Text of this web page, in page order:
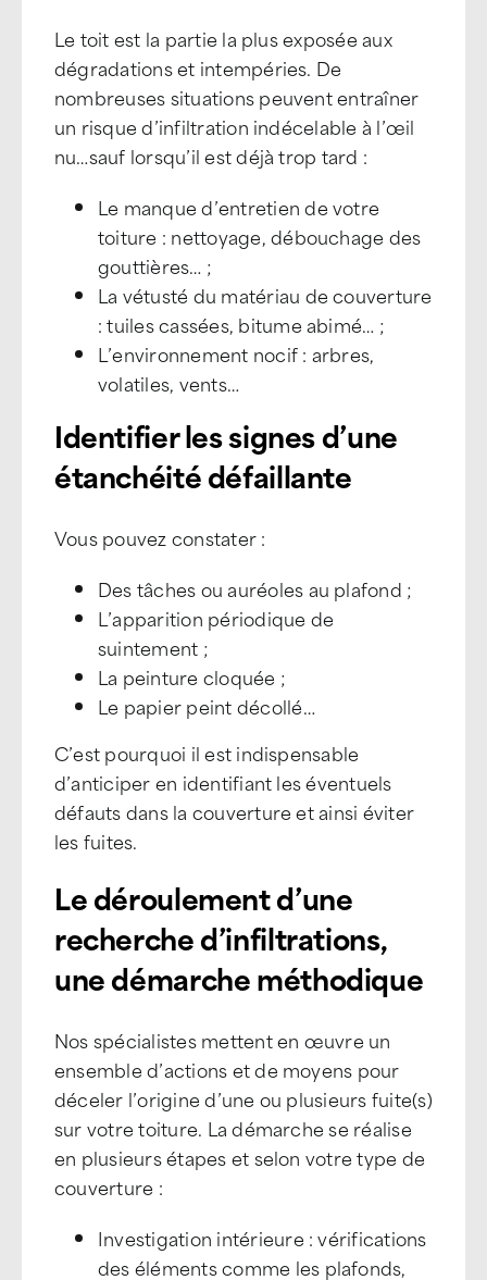
Le toit est la partie la plus exposée aux
dégradations et intempéries. De
nombreuses situations peuvent entraîner
un risque d’infiltration indécelable à l’œil
nu…sauf lorsqu’il est déjà trop tard :
Le manque d’entretien de votre
toiture : nettoyage, débouchage des
gouttières… ;
La vétusté du matériau de couverture
: tuiles cassées, bitume abimé… ;
L’environnement nocif : arbres,
volatiles, vents…
Identifier les signes d’une
étanchéité défaillante
Vous pouvez constater :
Des tâches ou auréoles au plafond ;
L’apparition périodique de
suintement ;
La peinture cloquée ;
Le papier peint décollé…
C’est pourquoi il est indispensable
d’anticiper en identifiant les éventuels
défauts dans la couverture et ainsi éviter
les fuites.
Le déroulement d’une
recherche d’infiltrations,
une démarche méthodique
Nos spécialistes mettent en œuvre un
ensemble d’actions et de moyens pour
déceler l’origine d’une ou plusieurs fuite(s)
sur votre toiture. La démarche se réalise
en plusieurs étapes et selon votre type de
couverture :
Investigation intérieure : vérifications
des éléments comme les plafonds,